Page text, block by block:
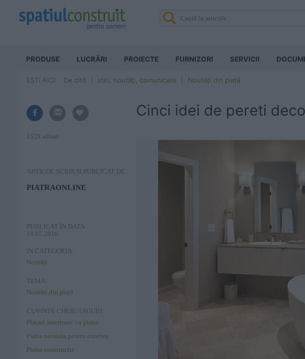
PRODUSE LUCRĂRI PROIECTE FURNIZORI SERVICII
EȘTI AICI: De citit știri, noutăți, comunicate Noutăți din piață
1529 afisari
ARTICOL SCRIS SI PUBLICAT DE:
PIATRAONLINE
PUBLICAT ÎN DATA:
18.05.2016
IN CATEGORIA:
Noutăți
TEMA:
Noutăți din piață
CUVINTE CHEIE/TAGURI:
Placari interioare cu piatra
Piatra naturala pentru exterior
Piatra constructie
Cinci idei de pereti